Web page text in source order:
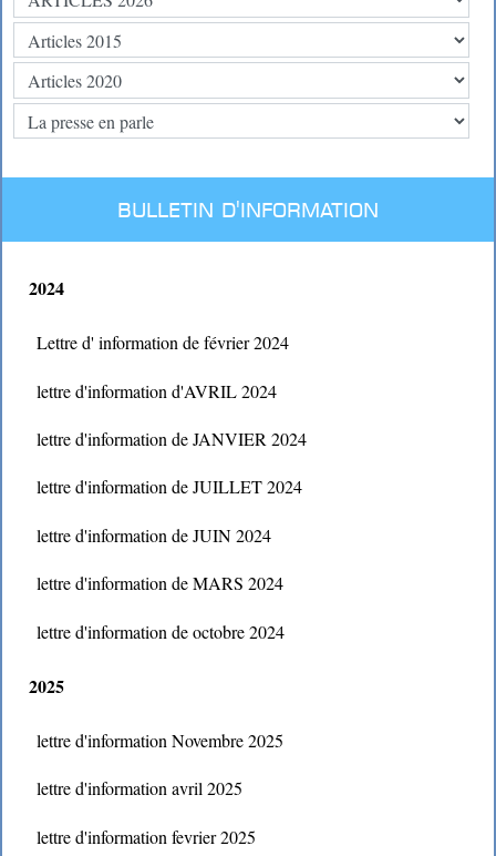
BULLETIN D'INFORMATION
2024
Lettre d' information de février 2024
lettre d'information d'AVRIL 2024
lettre d'information de JANVIER 2024
lettre d'information de JUILLET 2024
lettre d'information de JUIN 2024
lettre d'information de MARS 2024
lettre d'information de octobre 2024
2025
lettre d'information Novembre 2025
lettre d'information avril 2025
lettre d'information fevrier 2025